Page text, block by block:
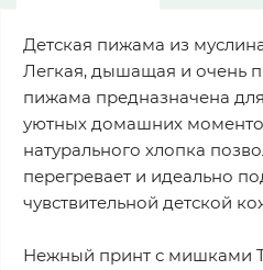
Детская пижама из
Легкая, дышащая и очень
пижама предназначена
уютных домашних
натурального хлопка
перегревает и идеально
чувствительной детской
Нежный принт с мишками